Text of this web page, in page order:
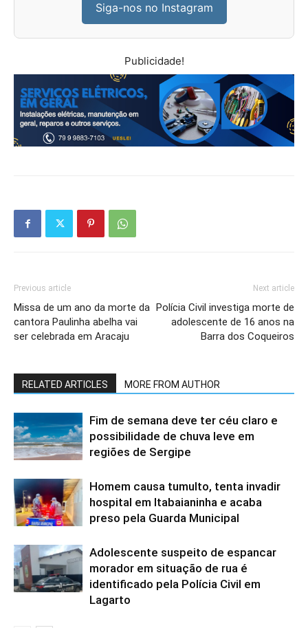
Siga-nos no Instagram
Publicidade!
Previous article
Missa de um ano da morte da
cantora Paulinha abelha vai
ser celebrada em Aracaju
Next article
Polícia Civil investiga morte de
adolescente de 16 anos na
Barra dos Coqueiros
RELATED ARTICLES MORE FROM AUTHOR
Fim de semana deve ter céu claro e
possibilidade de chuva leve em
regiões de Sergipe
Homem causa tumulto, tenta invadir
hospital em Itabaianinha e acaba
preso pela Guarda Municipal
Adolescente suspeito de espancar
morador em situação de rua é
identificado pela Polícia Civil em
Lagarto